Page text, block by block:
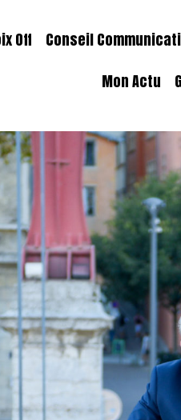
Off Conseil
Mon Actu